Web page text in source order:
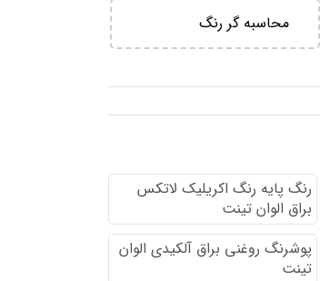
محاسبه گر رنگ
رنگ پایه رنگ اكريليك لاتكس
براق الوان تینت
پوشرنگ روغنی براق آلکیدی الوان
تینت